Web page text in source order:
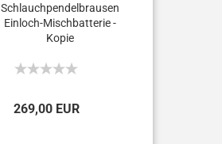
Schlauchpendelbrausen
Einloch-Mischbatterie -
Kopie
269,00 EUR